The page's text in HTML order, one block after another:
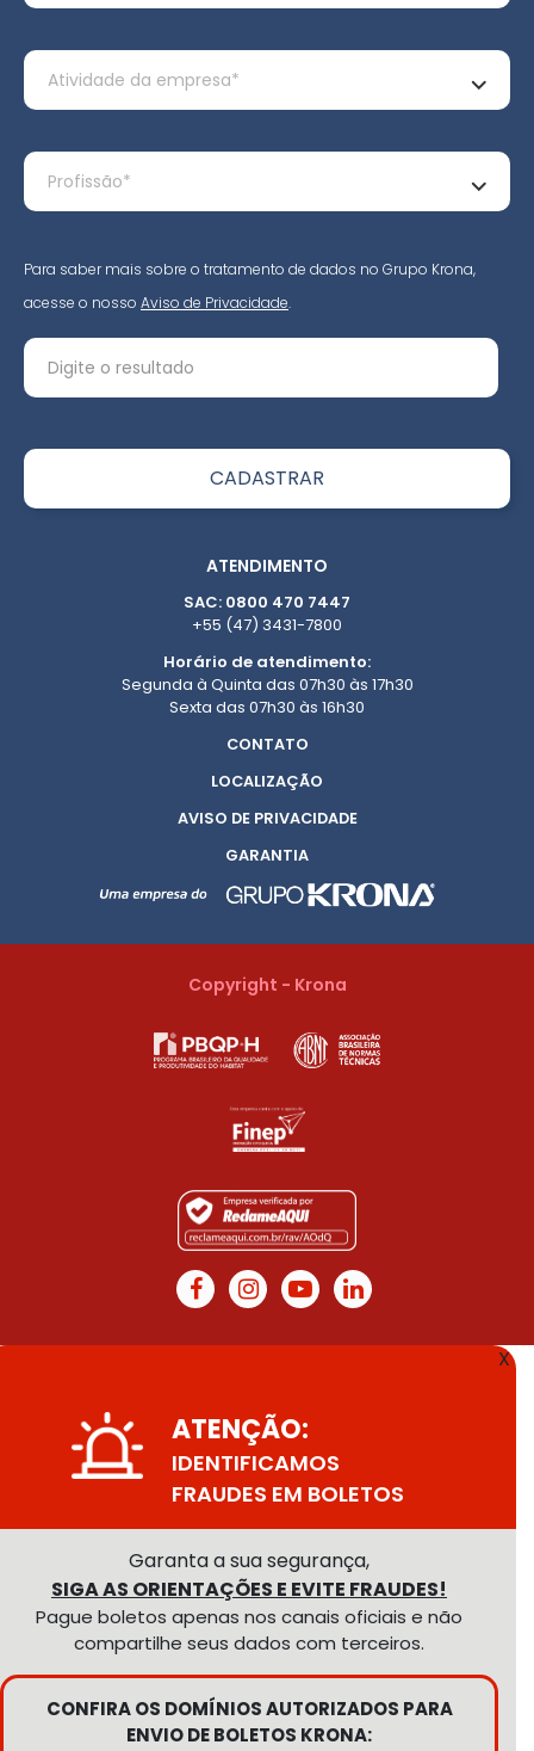
Para saber mais sobre o tratamento de dados no Grupo Krona,
acesse o nosso Aviso de Privacidade.
ATENDIMENTO
SAC: 0800 470 7447
+55 (47) 3431-7800
Horário de atendimento:
Segunda à Quinta das 07h30 às 17h30
Sexta das 07h30 às 16h30
CONTATO
LOCALIZAÇÃO
AVISO DE PRIVACIDADE
GARANTIA
Copyright - Krona
X
ATENÇÃO:
IDENTIFICAMOS
FRAUDES EM BOLETOS
Garanta a sua segurança,
SIGA AS ORIENTAÇÕES E EVITE FRAUDES!
Pague boletos apenas nos canais oficiais e não
compartilhe seus dados com terceiros.
CONFIRA OS DOMÍNIOS AUTORIZADOS PARA
ENVIO DE BOLETOS KRONA: